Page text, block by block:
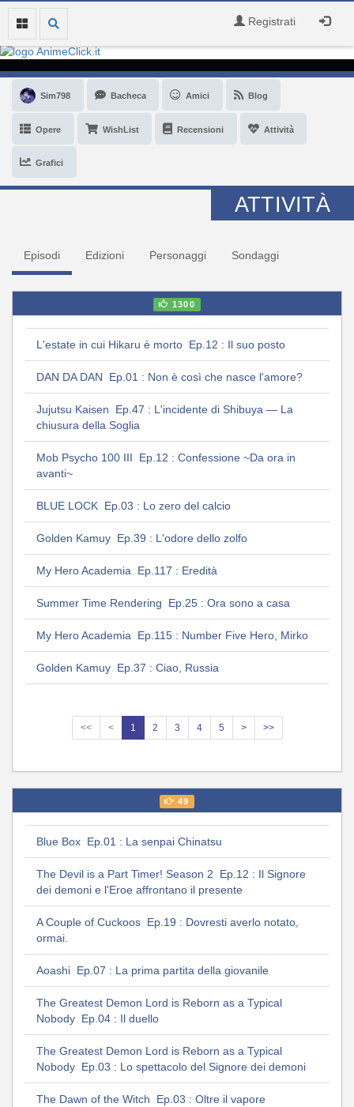
Registrati
Sim798 Bacheca Amici Blog
Opere WishList Recensioni Attività
Grafici
ATTIVITÀ
Episodi Edizioni Personaggi Sondaggi
1300
L'estate in cui Hikaru è morto Ep.12 : Il suo posto
DAN DA DAN Ep.01 : Non è così che nasce l'amore?
Jujutsu Kaisen Ep.47 : L'incidente di Shibuya — La
chiusura della Soglia
Mob Psycho 100 III Ep.12 : Confessione ~Da ora in
avanti~
BLUE LOCK Ep.03 : Lo zero del calcio
Golden Kamuy Ep.39 : L'odore dello zolfo
My Hero Academia Ep.117 : Eredità
Summer Time Rendering Ep.25 : Ora sono a casa
My Hero Academia Ep.115 : Number Five Hero, Mirko
Golden Kamuy Ep.37 : Ciao, Russia
<< < 1 2 3 4 5 > >>
49
Blue Box Ep.01 : La senpai Chinatsu
The Devil is a Part Timer! Season 2 Ep.12 : Il Signore
dei demoni e l'Eroe affrontano il presente
A Couple of Cuckoos Ep.19 : Dovresti averlo notato,
ormai.
Aoashi Ep.07 : La prima partita della giovanile
The Greatest Demon Lord is Reborn as a Typical
Nobody Ep.04 : Il duello
The Greatest Demon Lord is Reborn as a Typical
Nobody Ep.03 : Lo spettacolo del Signore dei demoni
The Dawn of the Witch Ep.03 : Oltre il vapore